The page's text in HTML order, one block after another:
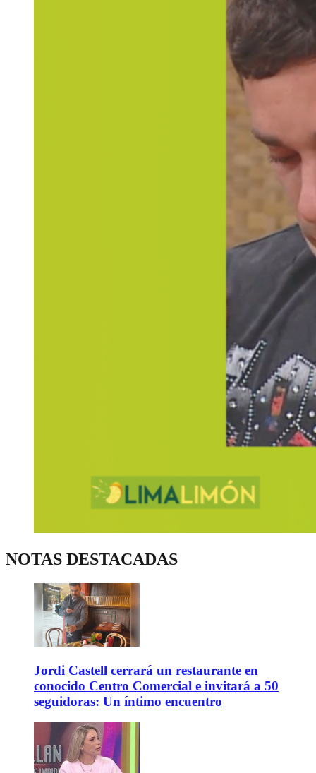
NOTAS DESTACADAS
Jordi Castell cerrará un restaurante en
conocido Centro Comercial e invitará a 50
seguidoras: Un íntimo encuentro